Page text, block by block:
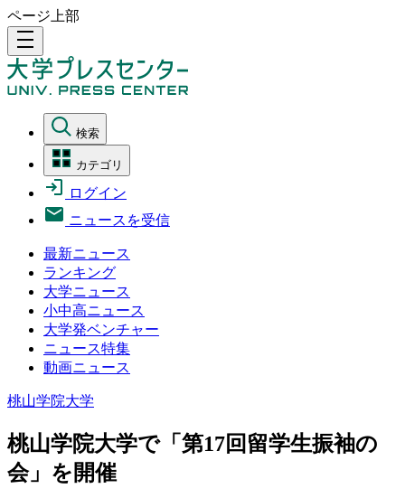
ページ上部
density_medium
検索
カテゴリ
ログイン
ニュースを受信
最新ニュース
ランキング
大学ニュース
小中高ニュース
大学発ベンチャー
ニュース特集
動画ニュース
桃山学院大学
桃山学院大学で「第17回留学生振袖の
会」を開催